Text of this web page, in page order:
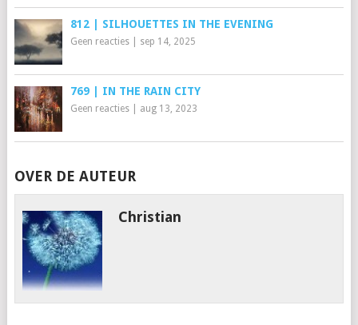
812 | SILHOUETTES IN THE EVENING
Geen reacties| sep 14, 2025
769 | IN THE RAIN CITY
Geen reacties| aug 13, 2023
OVER DE AUTEUR
Christian